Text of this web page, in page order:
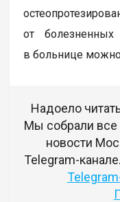
от
в больнице
Надоело
Мы собрали
новости
Telegram-